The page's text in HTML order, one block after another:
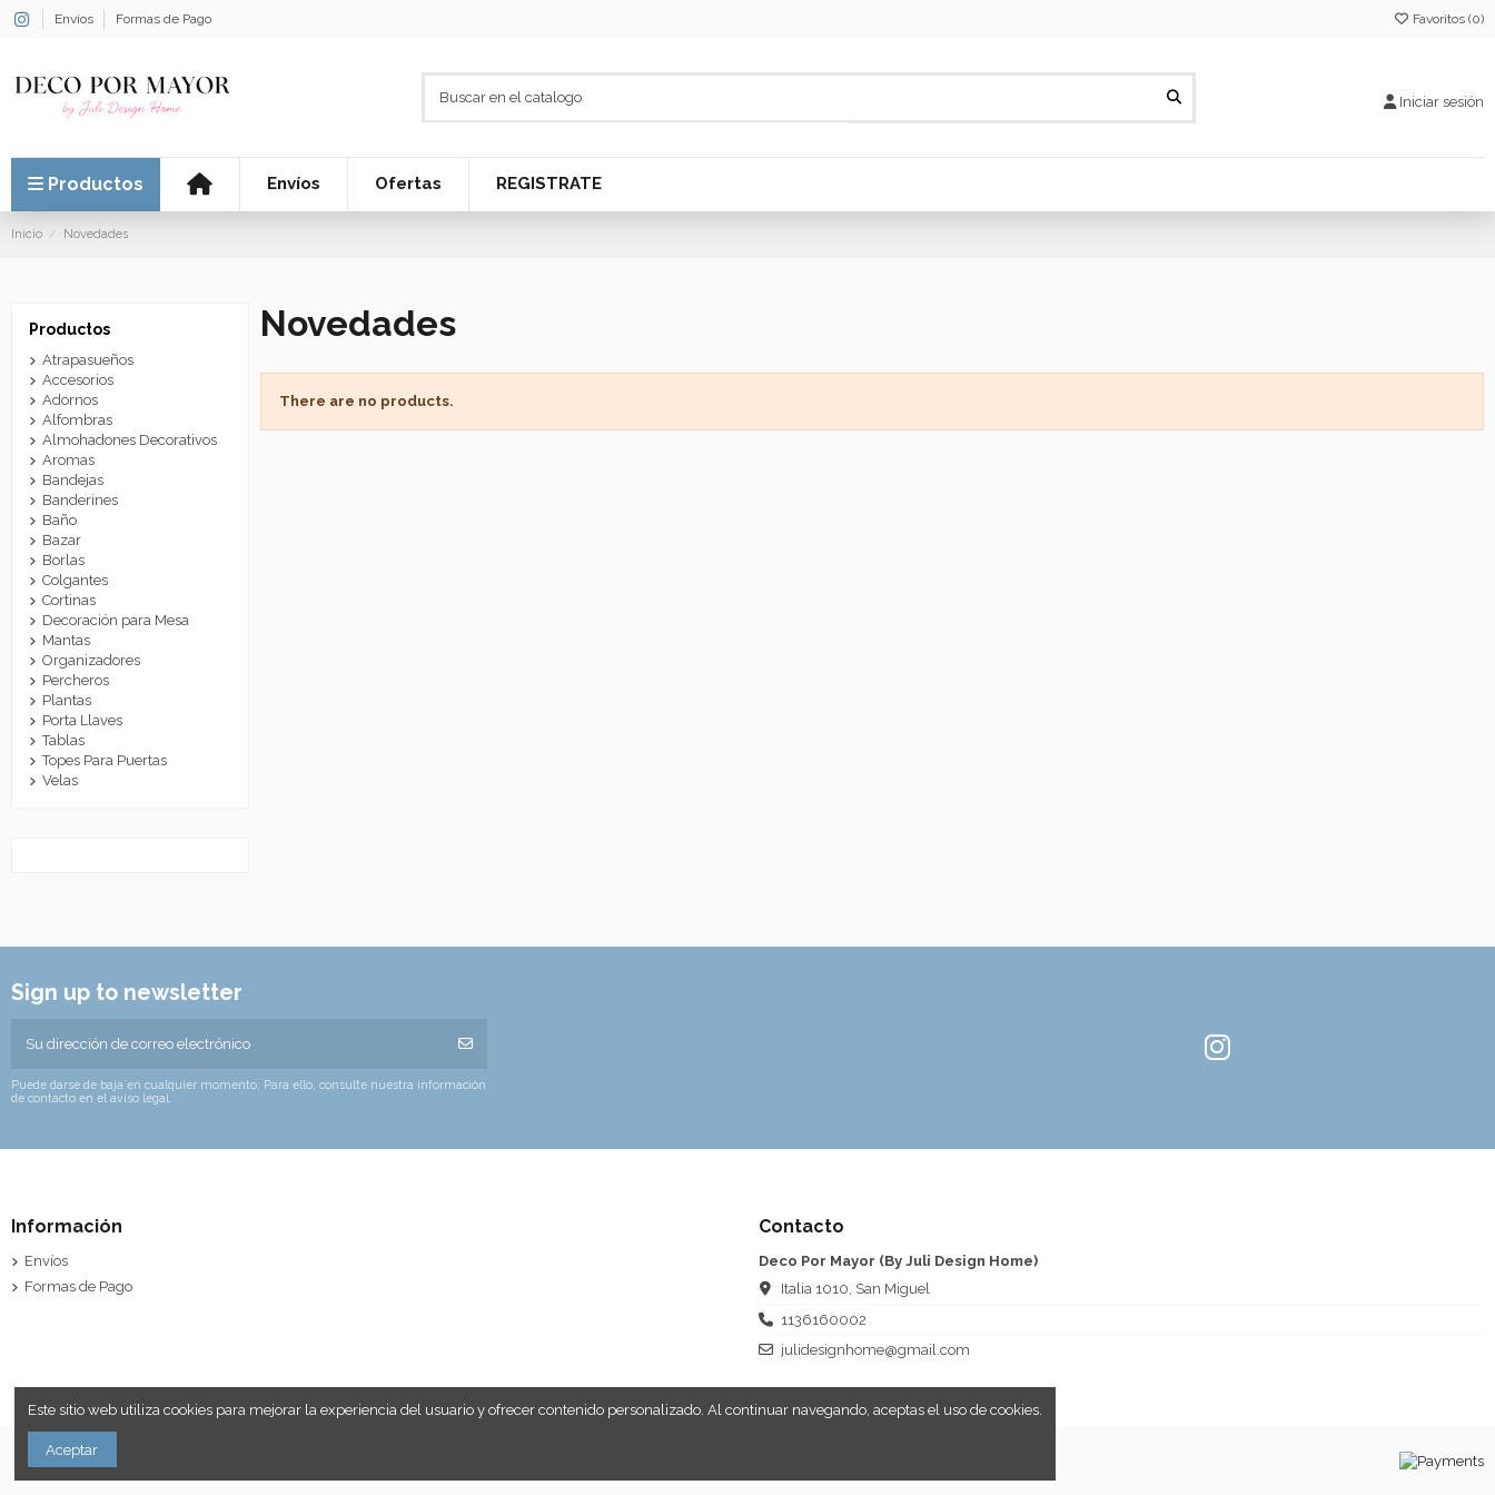
Envíos Formas de Pago Favoritos (0)
Iniciar sesión
Productos Envíos Ofertas REGISTRATE
Inicio Novedades
Novedades
There are no products.
Productos
Atrapasueños
Accesorios
Adornos
Alfombras
Almohadones Decorativos
Aromas
Bandejas
Banderines
Baño
Bazar
Borlas
Colgantes
Cortinas
Decoración para Mesa
Mantas
Organizadores
Percheros
Plantas
Porta Llaves
Tablas
Topes Para Puertas
Velas
Sign up to newsletter
Puede darse de baja en cualquier momento. Para ello, consulte nuestra información
de contacto en el aviso legal.
Información
Envíos
Formas de Pago
Contacto
Deco Por Mayor (By Juli Design Home)
Italia 1010, San Miguel
1136160002
julidesignhome@gmail.com
Este sitio web utiliza cookies para mejorar la experiencia del usuario y ofrecer contenido personalizado. Al continuar navegando, aceptas el uso de cookies.
Aceptar